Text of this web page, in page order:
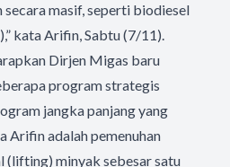
secara masif, seperti biodiesel
kata Arifin, Sabtu (7/11).
Dirjen Migas baru
program strategis
jangka panjang yang
Arifin adalah pemenuhan
(lifting) minyak sebesar satu